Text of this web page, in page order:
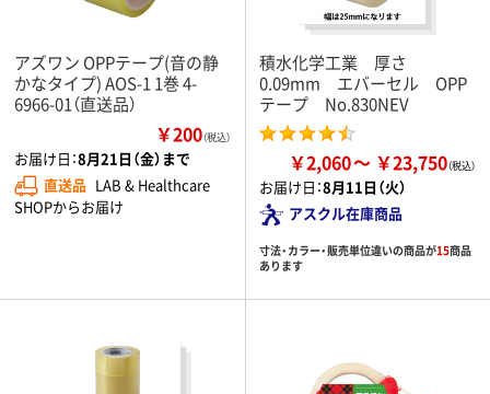
アズワン OPPテープ(音の静
かなタイプ) AOS-1 1巻 4-
6966-01（直送品）
￥200（税込）
お届け日：8月21日（金）まで
直送品 LAB & Healthcare
SHOPからお届け
積水化学工業 厚さ
0.09mm エバーセル OPP
テープ No.830NEV
￥2,060 ￥23,750
お届け日：8月11日（火）
アスクル在庫商品
寸法・カラー・販売単位違いの商品が15商品
あります